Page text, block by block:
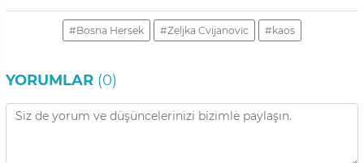
#Bosna Hersek #Zeljka Cvijanovic #kaos
YORUMLAR (0)